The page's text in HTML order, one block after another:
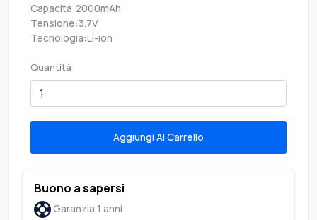
Capacità:2000mAh
Tensione:3.7V
Tecnologia:Li-ion
Quantità
Aggiungi Al Carrello
Buono a sapersi
Garanzia 1 anni